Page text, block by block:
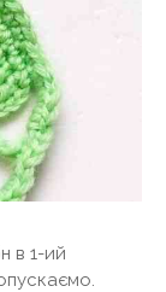
в 1-ий